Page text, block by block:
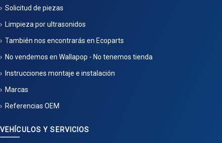
Solicitud de piezas
Limpieza por ultrasonidos
También nos encontrarás en Ecoparts
No vendemos en Wallapop - No tenemos tienda
Instrucciones montaje e instalación
Marcas
Referencias OEM
VEHÍCULOS Y SERVICIOS